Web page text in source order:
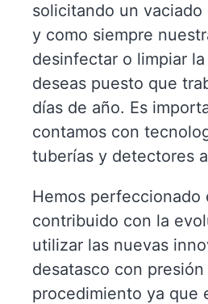
solicitando un
y como siempre
desinfectar o limpiar
deseas puesto que
días de año. Es
contamos con
tuberías y detectores
Hemos perfeccionado
contribuido con la
utilizar las nuevas
desatasco con
procedimiento ya que